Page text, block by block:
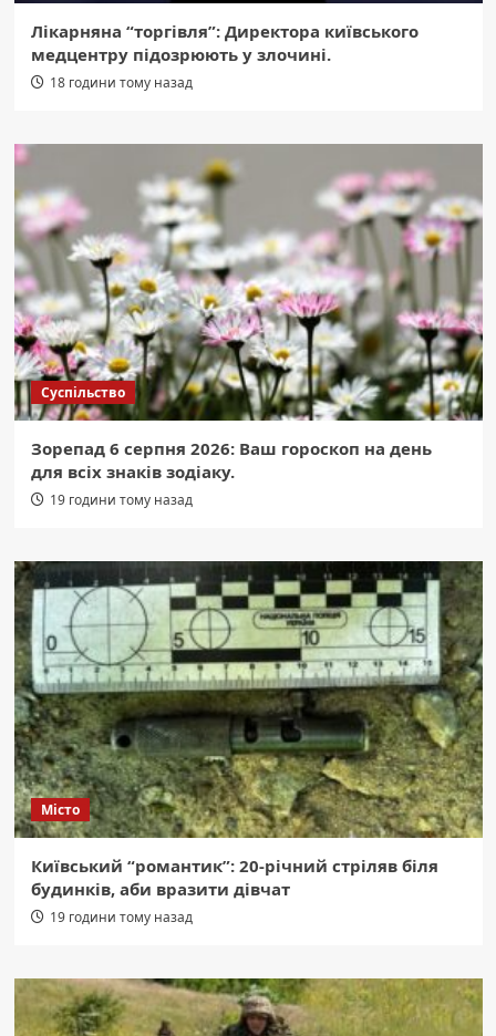
Лікарняна “торгівля”: Директора київського
медцентру підозрюють у злочині.
18 години тому назад
Суспільство
Зорепад 6 серпня 2026: Ваш гороскоп на день
для всіх знаків зодіаку.
19 години тому назад
Місто
Київський “романтик”: 20-річний стріляв біля
будинків, аби вразити дівчат
19 години тому назад